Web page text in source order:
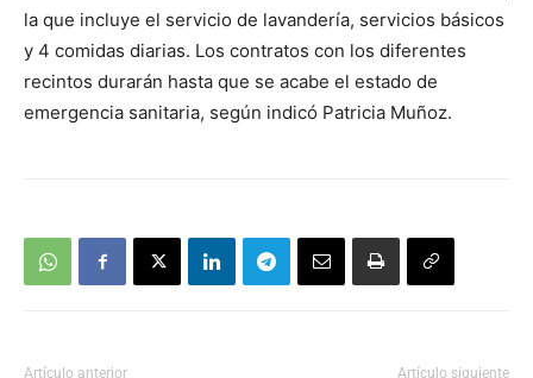
la que incluye el servicio de lavandería, servicios básicos
y 4 comidas diarias. Los contratos con los diferentes
recintos durarán hasta que se acabe el estado de
emergencia sanitaria, según indicó Patricia Muñoz.
Artículo anterior Artículo siguiente